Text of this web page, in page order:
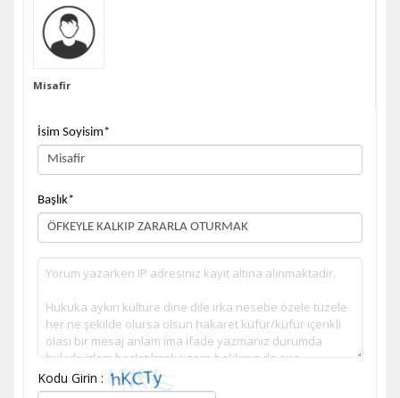
Misafir
İsim Soyisim*
Başlık*
Kodu Girin :